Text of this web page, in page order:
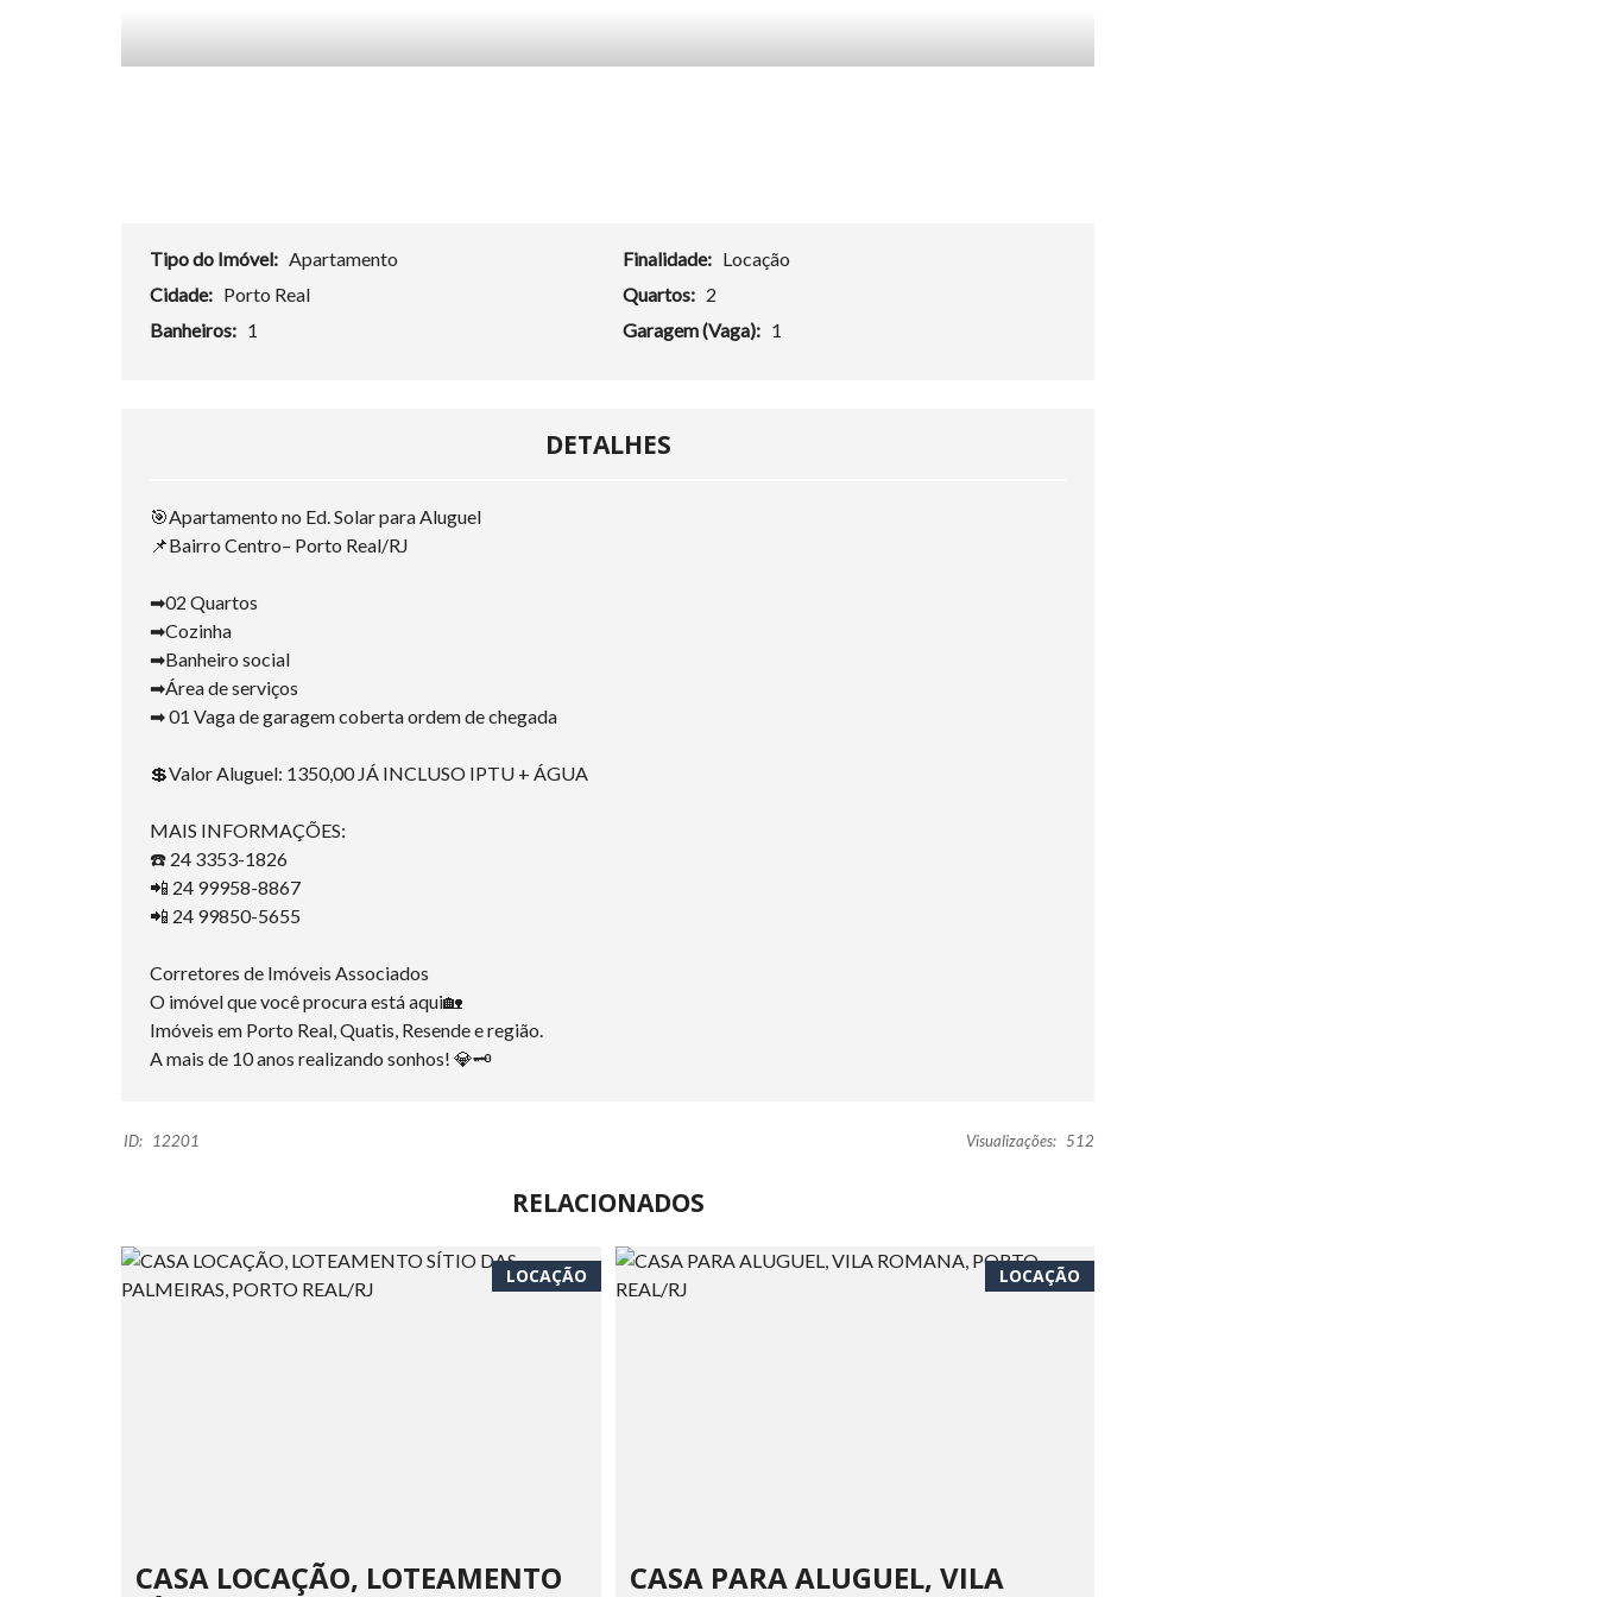
Tipo do Imóvel: Apartamento Finalidade: Locação
Cidade: Porto Real Quartos: 2
Banheiros: 1 Garagem (Vaga): 1
DETALHES
🎯Apartamento no Ed. Solar para Aluguel
📌Bairro Centro– Porto Real/RJ
➡02 Quartos
➡Cozinha
➡Banheiro social
➡Área de serviços
➡ 01 Vaga de garagem coberta ordem de chegada
💲Valor Aluguel: 1350,00 JÁ INCLUSO IPTU + ÁGUA
MAIS INFORMAÇÕES:
☎️ 24 3353-1826
📲 24 99958-8867
📲 24 99850-5655
Corretores de Imóveis Associados
O imóvel que você procura está aqui🏡
Imóveis em Porto Real, Quatis, Resende e região.
A mais de 10 anos realizando sonhos! 💎🗝
ID: 12201 Visualizações: 512
RELACIONADOS
LOCAÇÃO
CASA LOCAÇÃO, LOTEAMENTO
LOCAÇÃO
CASA PARA ALUGUEL, VILA